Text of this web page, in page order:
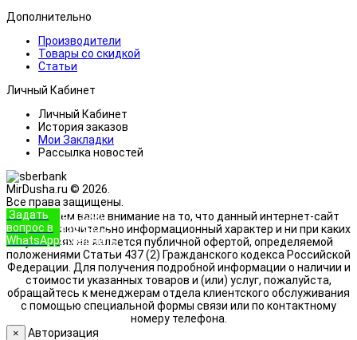
Дополнительно
Производители
Товары со скидкой
Статьи
Личный Кабинет
Личный Кабинет
История заказов
Мои Закладки
Рассылка новостей
MirDusha.ru © 2026.
Все права защищены.
Обращаем ваше внимание на то, что данный интернет-сайт
носит исключительно информационный характер и ни при каких
условиях не является публичной офертой, определяемой
положениями Статьи 437 (2) Гражданского кодекса Российской
Федерации. Для получения подробной информации о наличии и
стоимости указанных товаров и (или) услуг, пожалуйста,
обращайтесь к менеджерам отдела клиентского обслуживания
с помощью специальной формы связи или по контактному
номеру телефона.
Задать
вопрос в
WhatsApp
+7 (933)
888-8322
Позвонить
×
Авторизация